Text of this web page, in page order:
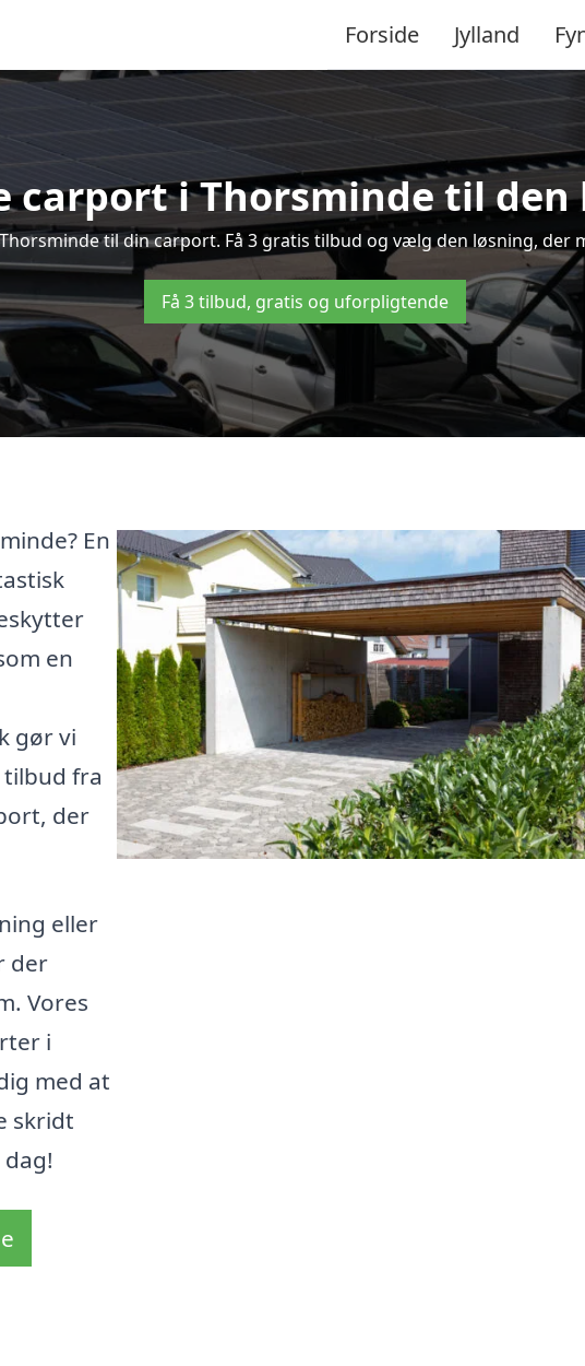
Forside Jylland
carport i Thorsminde til den
til din carport. Få 3 gratis tilbud og vælg den løsning, der
Få 3 tilbud, gratis og uforpligtende
En
en
gør vi
fra
der
eller
der
Vores
i
med at
skridt